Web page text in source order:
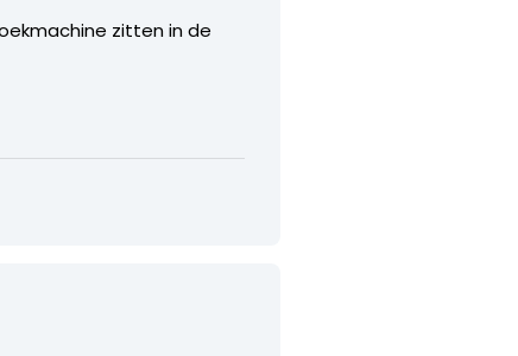
zitten in de